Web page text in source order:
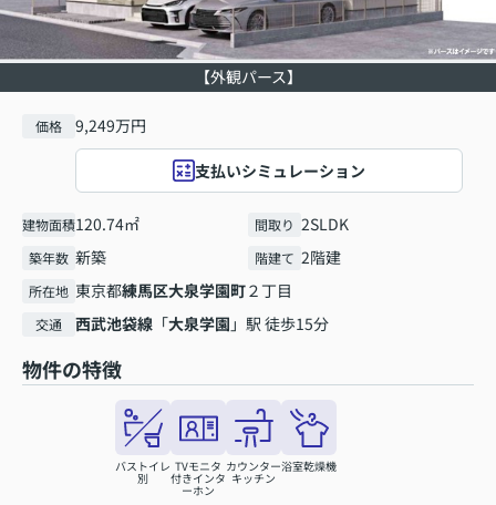
【外観パース】
価格 9,249万円
支払いシミュレーション
建物面積120.74㎡ 間取り 2SLDK
築年数 新築 階建て 2階建
所在地 東京都練馬区大泉学園町２丁目
交通 西武池袋線 「大泉学園 」駅 徒歩15分
物件の特徴
バストイレ
別
TVモニタ
付きインタ
ーホン
カウンター
キッチン
浴室乾燥機